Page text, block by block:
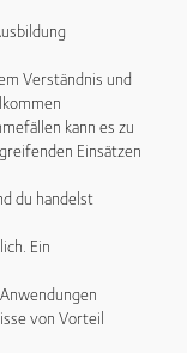
Verständnis und
kann es zu
Einsätzen
du handelst
Ein
von Vorteil